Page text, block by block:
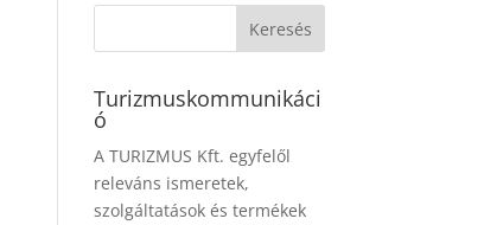
Turizmuskommunikáci
ó
A TURIZMUS Kft. egyfelől
releváns ismeretek,
szolgáltatások és termékek